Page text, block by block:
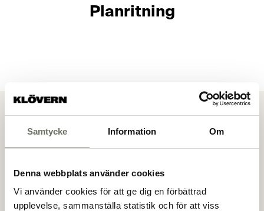
Samtycke Information Om
Denna webbplats använder cookies
Vi använder cookies för att ge dig en förbättrad
upplevelse, sammanställa statistik och för att viss
Planritning
Bokningsanmälan
Genom att göra en bokningsanmälan så anmäler du ditt
sedan att kontakta dig för vidare information.